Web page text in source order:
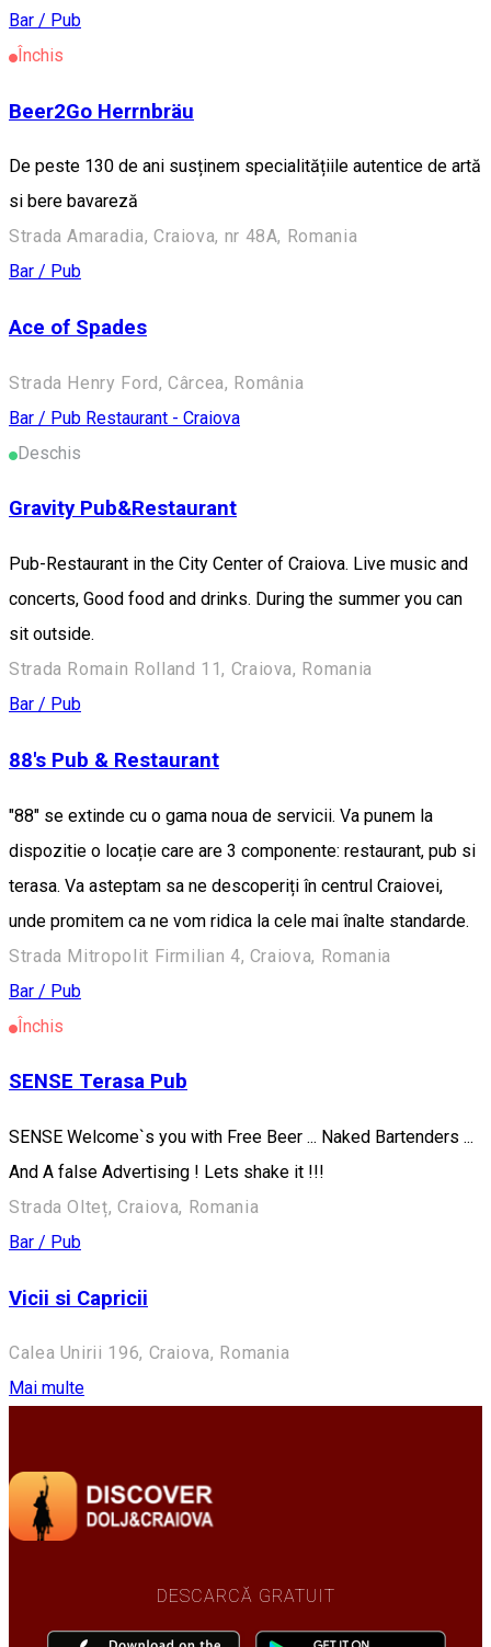
Bar / Pub
Închis
Beer2Go Herrnbräu
De peste 130 de ani susținem specialitățiile autentice de artă
si bere bavareză
Strada Amaradia, Craiova, nr 48A, Romania
Bar / Pub
Ace of Spades
Strada Henry Ford, Cârcea, România
Bar / Pub Restaurant - Craiova
Deschis
Gravity Pub&Restaurant
Pub-Restaurant in the City Center of Craiova. Live music and
concerts, Good food and drinks. During the summer you can
sit outside.
Strada Romain Rolland 11, Craiova, Romania
Bar / Pub
88's Pub & Restaurant
"88" se extinde cu o gama noua de servicii. Va punem la
dispozitie o locație care are 3 componente: restaurant, pub si
terasa. Va asteptam sa ne descoperiți în centrul Craiovei,
unde promitem ca ne vom ridica la cele mai înalte standarde.
Strada Mitropolit Firmilian 4, Craiova, Romania
Bar / Pub
Închis
SENSE Terasa Pub
SENSE Welcome`s you with Free Beer ... Naked Bartenders ...
And A false Advertising ! Lets shake it !!!
Strada Olteț, Craiova, Romania
Bar / Pub
Vicii si Capricii
Calea Unirii 196, Craiova, Romania
Mai multe
DESCARCĂ GRATUIT